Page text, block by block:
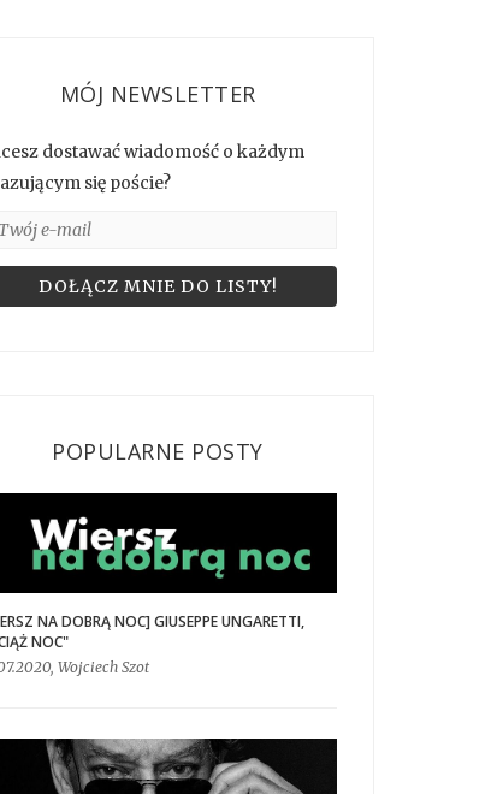
MÓJ NEWSLETTER
dostawać wiadomość o każdym
się poście?
POPULARNE POSTY
NA DOBRĄ NOC] GIUSEPPE UNGARETTI,
NOC"
Wojciech Szot